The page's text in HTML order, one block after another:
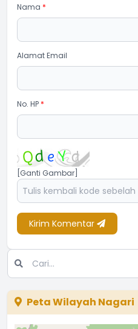
Nama *
Alamat Email
No. HP *
[Ganti Gambar]
Kirim Komentar
Peta Wilayah Nagari